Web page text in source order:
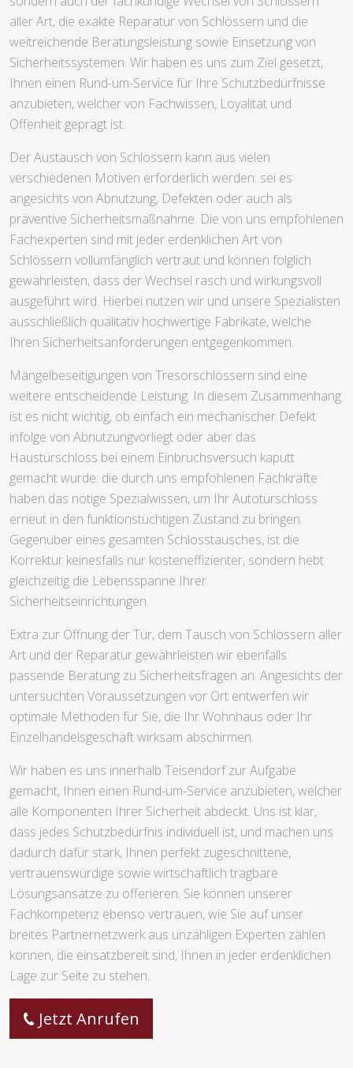
aller Art, die exakte Reparatur von Schlössern und die
weitreichende Beratungsleistung sowie Einsetzung von
Sicherheitssystemen. Wir haben es uns zum Ziel gesetzt,
Ihnen einen Rund-um-Service für Ihre Schutzbedürfnisse
anzubieten, welcher von Fachwissen, Loyalität und
Offenheit geprägt ist.
Der Austausch von Schlössern kann aus vielen
verschiedenen Motiven erforderlich werden: sei es
angesichts von Abnutzung, Defekten oder auch als
präventive Sicherheitsmaßnahme. Die von uns empfohlenen
Fachexperten sind mit jeder erdenklichen Art von
Schlössern vollumfänglich vertraut und können folglich
gewährleisten, dass der Wechsel rasch und wirkungsvoll
ausgeführt wird. Hierbei nutzen wir und unsere Spezialisten
ausschließlich qualitativ hochwertige Fabrikate, welche
Ihren Sicherheitsanforderungen entgegenkommen.
Mängelbeseitigungen von Tresorschlössern sind eine
weitere entscheidende Leistung. In diesem Zusammenhang
ist es nicht wichtig, ob einfach ein mechanischer Defekt
infolge von Abnutzungvorliegt oder aber das
Haustürschloss bei einem Einbruchsversuch kaputt
gemacht wurde: die durch uns empfohlenen Fachkräfte
haben das nötige Spezialwissen, um Ihr Autotürschloss
erneut in den funktionstüchtigen Zustand zu bringen.
Gegenüber eines gesamten Schlosstausches, ist die
Korrektur keinesfalls nur kosteneffizienter, sondern hebt
gleichzeitig die Lebensspanne Ihrer
Sicherheitseinrichtungen.
Extra zur Öffnung der Tür, dem Tausch von Schlössern aller
Art und der Reparatur gewährleisten wir ebenfalls
passende Beratung zu Sicherheitsfragen an. Angesichts der
untersuchten Voraussetzungen vor Ort entwerfen wir
optimale Methoden für Sie, die Ihr Wohnhaus oder Ihr
Einzelhandelsgeschäft wirksam abschirmen.
Wir haben es uns innerhalb Teisendorf zur Aufgabe
gemacht, Ihnen einen Rund-um-Service anzubieten, welcher
alle Komponenten Ihrer Sicherheit abdeckt. Uns ist klar,
dass jedes Schutzbedürfnis individuell ist, und machen uns
dadurch dafür stark, Ihnen perfekt zugeschnittene,
vertrauenswürdige sowie wirtschaftlich tragbare
Lösungsansätze zu offerieren. Sie können unserer
Fachkompetenz ebenso vertrauen, wie Sie auf unser
breites Partnernetzwerk aus unzähligen Experten zählen
können, die einsatzbereit sind, Ihnen in jeder erdenklichen
Lage zur Seite zu stehen.
Jetzt Anrufen